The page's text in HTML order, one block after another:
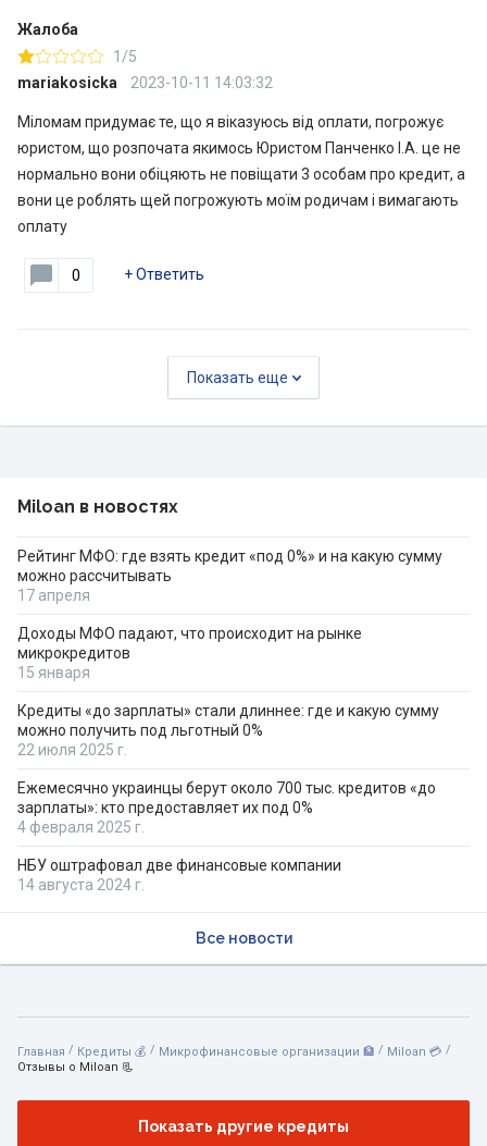
Жалоба
1/5
mariakosicka
2023-10-11 14:03:32
Міломам придумає те, що я віказуюсь від оплати, погрожує
юристом, що розпочата якимось Юристом Панченко І.А. це не
нормально вони обіцяють не повіщати 3 особам про кредит, а
вони це роблять щей погрожують моїм родичам і вимагають
оплату
0 +Ответить
Показать еще
Miloan в новостях
Рейтинг МФО: где взять кредит «под 0%» и на какую сумму
можно рассчитывать
17 апреля
Доходы МФО падают, что происходит на рынке
микрокредитов
15 января
Кредиты «до зарплаты» стали длиннее: где и какую сумму
можно получить под льготный 0%
22 июля 2025 г.
Ежемесячно украинцы берут около 700 тыс. кредитов «до
зарплаты»: кто предоставляет их под 0%
4 февраля 2025 г.
НБУ оштрафовал две финансовые компании
14 августа 2024 г.
Все новости
Главная / Кредиты 💰 / Микрофинансовые организации 🏦 / Miloan 💳 /
Отзывы о Miloan 📃
Показать другие кредиты